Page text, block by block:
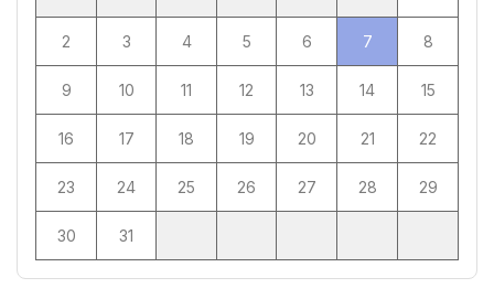
2 3 4 5 6 7 8
9 10 11 12 13 14 15
16 17 18 19 20 21 22
23 24 25 26 27 28 29
30 31